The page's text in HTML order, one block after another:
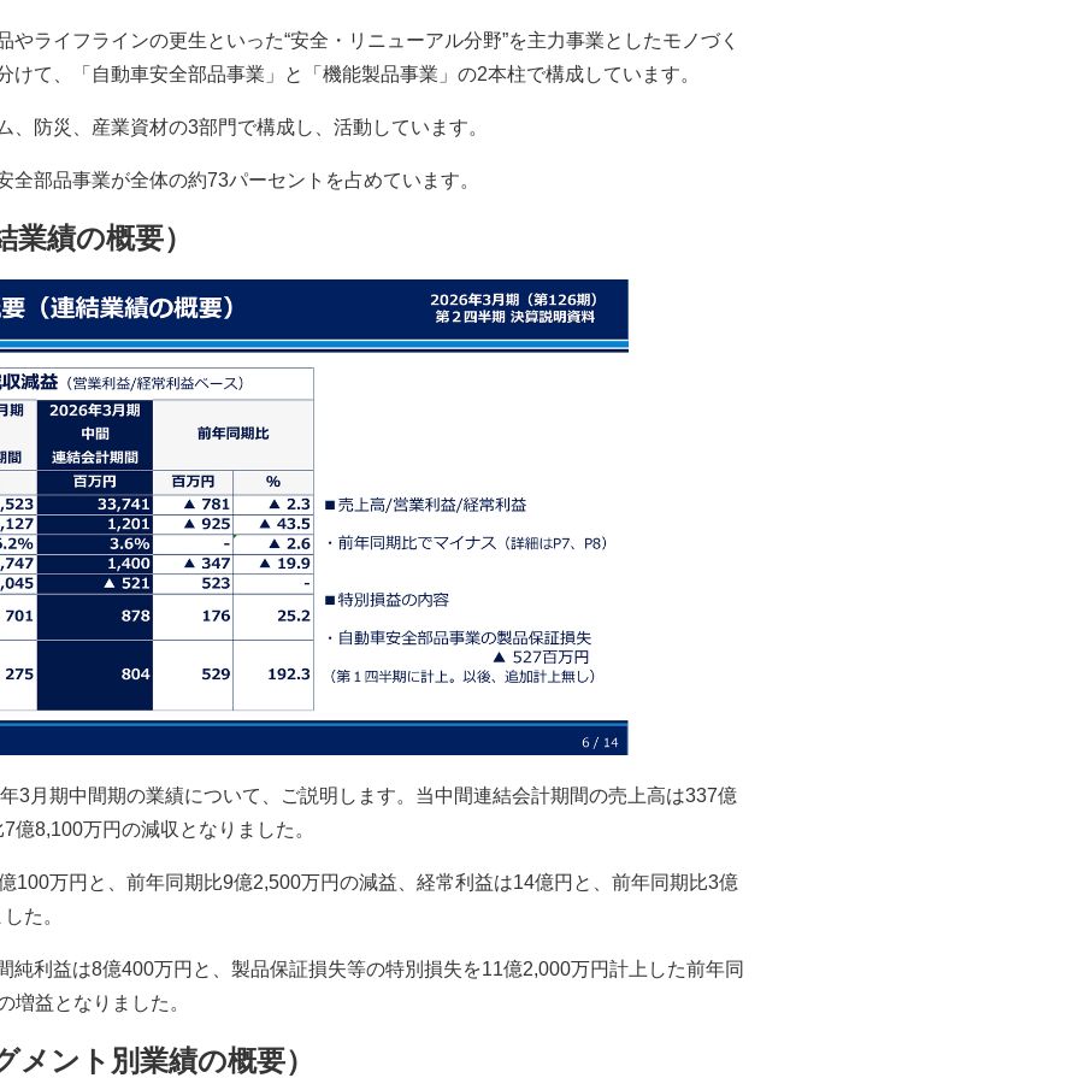
やライフラインの更生といった“安全・リニューアル分野”を主力事業としたモノづく
けて、「自動車安全部品事業」と「機能製品事業」の2本柱で構成しています。
、防災、産業資材の3部門で構成し、活動しています。
全部品事業が全体の約73パーセントを占めています。
績の概要）
3月期中間期の業績について、ご説明します。当中間連結会計期間の売上高は337億
億8,100万円の減収となりました。
100万円と、前年同期比9億2,500万円の減益、経常利益は14億円と、前年同期比3億
た。
純利益は8億400万円と、製品保証損失等の特別損失を11億2,000万円計上した前年同
増益となりました。
メント別業績の概要）